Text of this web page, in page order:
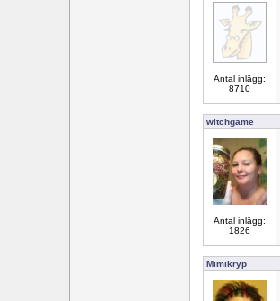
Antal inlägg:
8710
witchgame
Antal inlägg:
1826
Mimikryp